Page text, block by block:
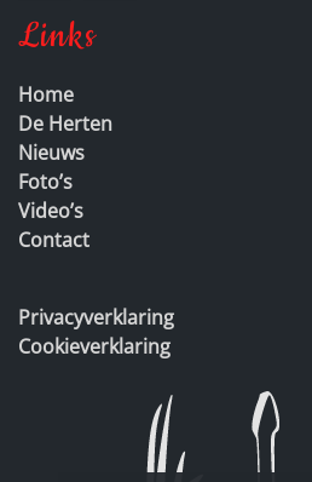
Links
Home
De Herten
Nieuws
Foto’s
Video’s
Contact
Privacyverklaring
Cookieverklaring